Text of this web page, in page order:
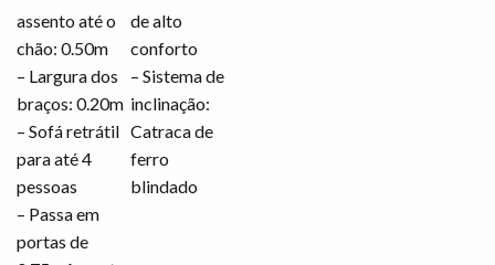
assento até o
chão: 0.50m
– Largura dos
braços: 0.20m
– Sofá retrátil
para até 4
pessoas
– Passa em
portas de
de alto
conforto
– Sistema de
inclinação:
Catraca de
ferro
blindado